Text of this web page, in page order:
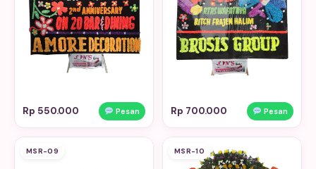
Rp 550.000 Pesan Rp 700.000 Pesan
MSR-09 MSR-10